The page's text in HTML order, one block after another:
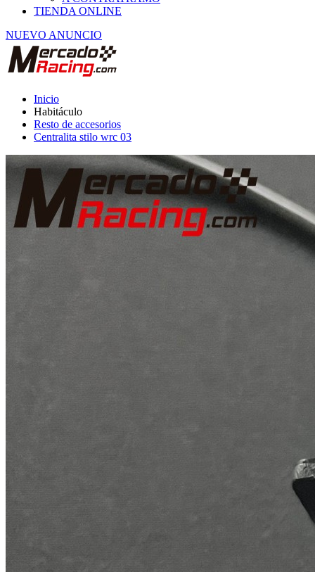
NUEVO ANUNCIO
Habitáculo
Resto de accesorios
Centralita stilo wrc 03